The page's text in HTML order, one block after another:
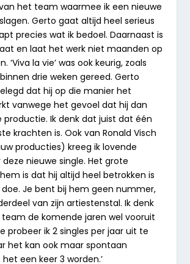
het team waarmee ik een nieuwe
Gerto gaat altijd heel serieus
precies wat ik bedoel. Daarnaast is
en laat het werk niet maanden op
‘Viva la vie’ was ook keurig, zoals
drie weken gereed. Gerto
dat hij op die manier het
vanwege het gevoel dat hij dan
Ik denk dat juist dat één
krachten is. Ook van Ronald Visch
producties) kreeg ik lovende
nieuwe single. Het grote
is dat hij altijd heel betrokken is
doe. Je bent bij hem geen nummer,
van zijn artiestenstal. Ik denk
de komende jaren wel vooruit
probeer ik 2 singles per jaar uit te
het kan ook maar spontaan
een keer 3 worden.’